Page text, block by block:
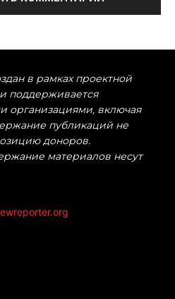
в рамках проектной
поддерживается
организациями, включая
публикаций не
доноров.
материалов несут